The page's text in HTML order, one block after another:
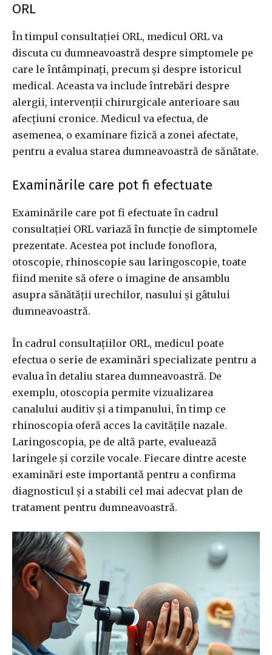
ORL
În timpul consultației ORL, medicul ORL va
discuta cu dumneavoastră despre simptomele pe
care le întâmpinați, precum și despre istoricul
medical. Aceasta va include întrebări despre
alergii, intervenții chirurgicale anterioare sau
afecțiuni cronice. Medicul va efectua, de
asemenea, o examinare fizică a zonei afectate,
pentru a evalua starea dumneavoastră de sănătate.
Examinările care pot fi efectuate
Examinările care pot fi efectuate în cadrul
consultației ORL variază în funcție de simptomele
prezentate. Acestea pot include fonoflora,
otoscopie, rhinoscopie sau laringoscopie, toate
fiind menite să ofere o imagine de ansamblu
asupra sănătății urechilor, nasului și gâtului
dumneavoastră.
În cadrul consultațiilor ORL, medicul poate
efectua o serie de examinări specializate pentru a
evalua în detaliu starea dumneavoastră. De
exemplu, otoscopia permite vizualizarea
canalului auditiv și a timpanului, în timp ce
rhinoscopia oferă acces la cavitățile nazale.
Laringoscopia, pe de altă parte, evaluează
laringele și corzile vocale. Fiecare dintre aceste
examinări este importantă pentru a confirma
diagnosticul și a stabili cel mai adecvat plan de
tratament pentru dumneavoastră.